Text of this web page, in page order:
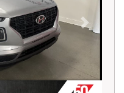
Next